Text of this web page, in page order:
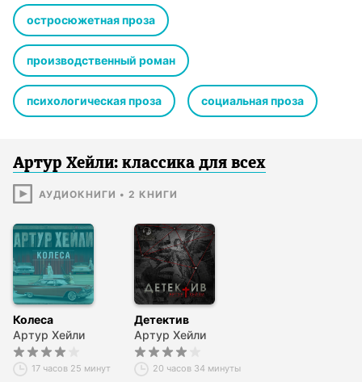
© & ℗ ООО «Аудиокнига», 2018
Продюсер аудиозаписи: Татьяна Плюта
остросюжетная проза
производственный роман
психологическая проза социальная проза
Артур Хейли: классика для всех
АУДИОКНИГИ • 2 КНИГИ
Колеса
Артур Хейли
17 часов 25 минут
Детектив
Артур Хейли
20 часов 34 минуты